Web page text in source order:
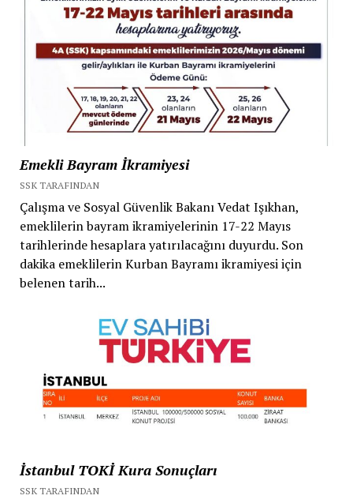
Emekli Bayram İkramiyesi
SSK TARAFINDAN
Çalışma ve Sosyal Güvenlik Bakanı Vedat Işıkhan,
emeklilerin bayram ikramiyelerinin 17-22 Mayıs
tarihlerinde hesaplara yatırılacağını duyurdu. Son
dakika emeklilerin Kurban Bayramı ikramiyesi için
belenen tarih...
İstanbul TOKİ Kura Sonuçları
SSK TARAFINDAN